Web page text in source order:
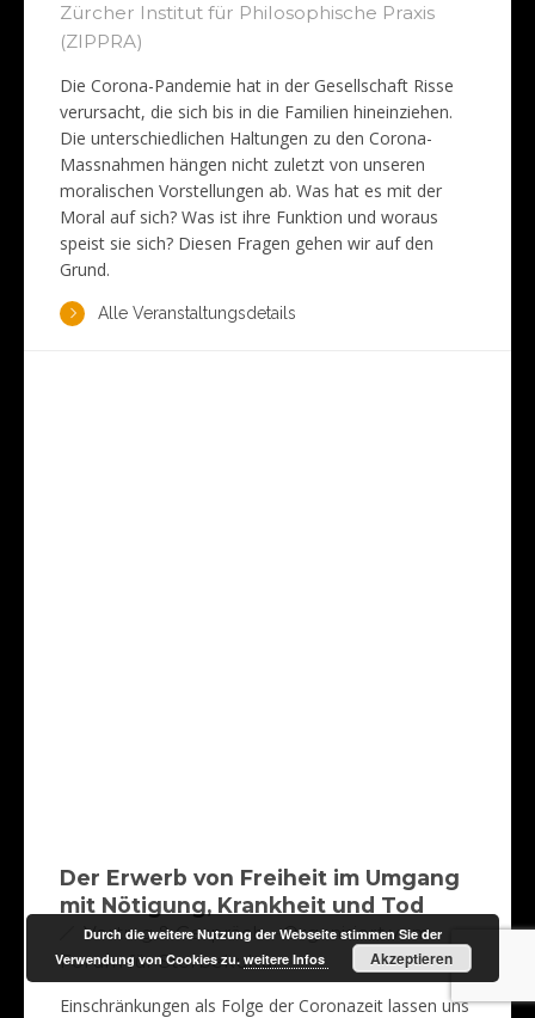
Zürcher Institut für Philosophische Praxis
(ZIPPRA)
Die Corona-Pandemie hat in der Gesellschaft Risse
verursacht, die sich bis in die Familien hineinziehen.
Die unterschiedlichen Haltungen zu den Corona-
Massnahmen hängen nicht zuletzt von unseren
moralischen Vorstellungen ab. Was hat es mit der
Moral auf sich? Was ist ihre Funktion und woraus
speist sie sich? Diesen Fragen gehen wir auf den
Grund.
Alle Veranstaltungsdetails
Der Erwerb von Freiheit im Umgang
mit Nötigung, Krankheit und Tod
Vortrag & Gespräch – Organisiert vom
Forum für Sterbekultur
Einschränkungen als Folge der Coronazeit lassen uns
Durch die weitere Nutzung der Webseite stimmen Sie der
Verwendung von Cookies zu. weitere Infos Akzeptieren